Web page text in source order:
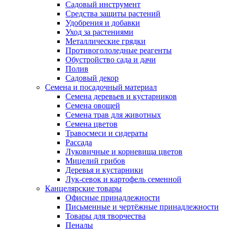
Садовый инструмент
Средства защиты растений
Удобрения и добавки
Уход за растениями
Металлические грядки
Противогололедные реагенты
Обустройство сада и дачи
Полив
Садовый декор
Семена и посадочный материал
Семена деревьев и кустарников
Семена овощей
Семена трав для животных
Семена цветов
Травосмеси и сидераты
Рассада
Луковичные и корневища цветов
Мицелий грибов
Деревья и кустарники
Лук-севок и картофель семенной
Канцелярские товары
Офисные принадлежности
Письменные и чертёжные принадлежности
Товары для творчества
Пеналы